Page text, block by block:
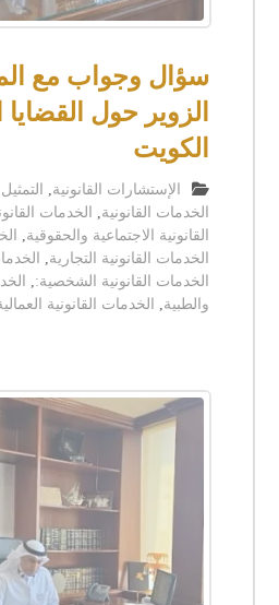
سؤال وجواب مع
الزوير حول
الكويت
الإستشارات القانونية,
الخدمات القانونية, الخدمات
القانونية الاجتماعية والحقوقية,
الخدمات القانونية التجارية,
الخدمات القانونية الشخصية:,
والطبية, الخدمات القانونية